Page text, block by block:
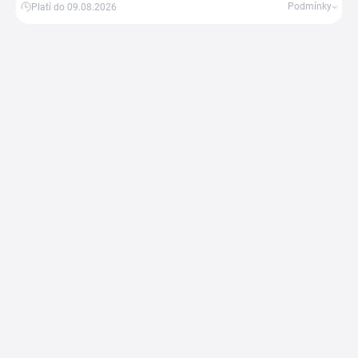
Platí do 09.08.2026 Podmínky